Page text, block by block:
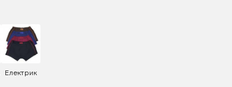
Електрик